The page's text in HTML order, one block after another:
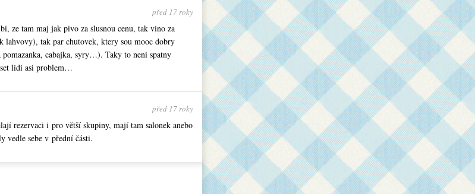
před 17 roky
ze tam maj jak pivo za slusnou cenu, tak vino za
lahvovy), tak par chutovek, ktery sou mooc dobry
cabajka, syry…). Taky to neni spatny
lidi asi problem…
před 17 roky
rezervaci i pro větší skupiny, mají tam salonek anebo
vedle sebe v přední části.